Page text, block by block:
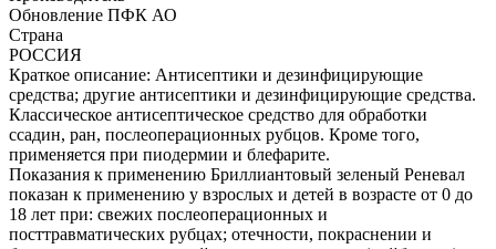
Обновление ПФК АО
Страна
РОССИЯ
Краткое описание: Антисептики и дезинфицирующие
средства; другие антисептики и дезинфицирующие средства.
Классическое антисептическое средство для обработки
ссадин, ран, послеоперационных рубцов. Кроме того,
применяется при пиодермии и блефарите.
Показания к применению Бриллиантовый зеленый Реневал
показан к применению у взрослых и детей в возрасте от 0 до
18 лет при: свежих послеоперационных и
посттравматических рубцах; отечности, покраснении и